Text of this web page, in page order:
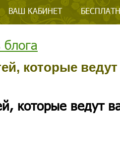
ВАШ КАБИНЕТ
которые
которые ведут